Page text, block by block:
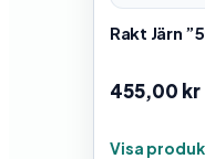
Rakt Järn
455,00 kr
Visa